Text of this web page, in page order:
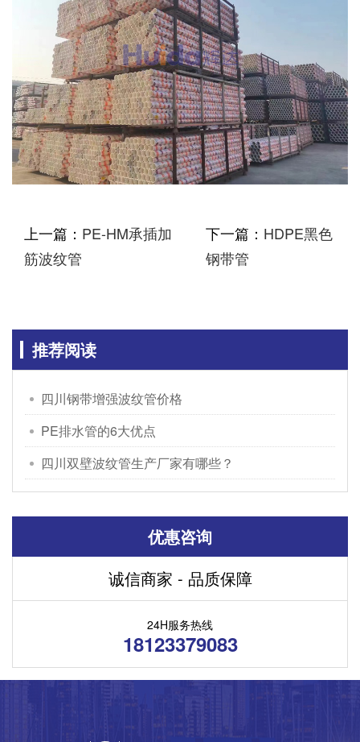
上一篇： PE-HM承插加
筋波纹管
下一篇： HDPE黑色
钢带管
推荐阅读
四川钢带增强波纹管价格
PE排水管的6大优点
四川双壁波纹管生产厂家有哪些？
优惠咨询
诚信商家 - 品质保障
24H服务热线
18123379083